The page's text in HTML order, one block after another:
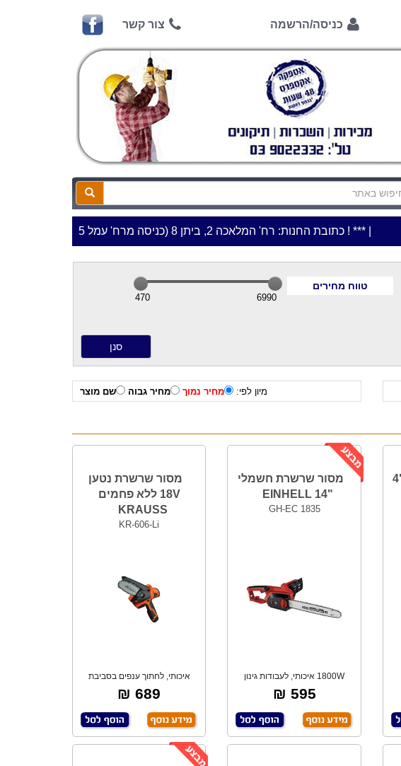
כניסה/הרשמה צור קשר
***כתובת החנות: רח' המלאכה 2, ביתן 8 (כניסה מרח' עמל 5) א.ת.פארק אפק, ראש העין***
טווח מחירים
6990
470
מיון לפי: מחיר נמוך מחיר גבוה שם מוצר
מסור שרשרת מיני "4
מסור שרשרת חשמלי
"14 EINHELL
GH-EC 1835
1800W איכותי, לעבודות גינון
בסביבת החצר
595 ₪
מסור שרשרת נטען
18V ללא פחמים
KRAUSS
KR-606-Li
איכותי, לחתוך ענפים בסביבת
הגינה. מנוע ל
689 ₪